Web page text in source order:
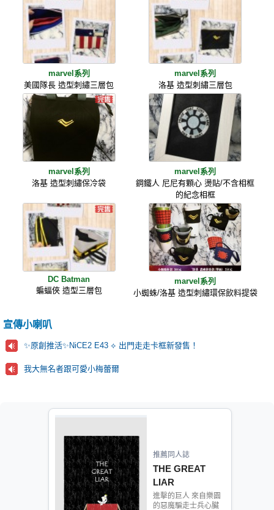
marvel系列
美國隊長 造型刺繡三層包
marvel系列
洛基 造型刺繡三層包
marvel系列
洛基 造型刺繡保冷袋
marvel系列
鋼鐵人 尼尼有顆心 燙貼/不含相框
的紀念相框
DC Batman
蝙蝠俠 造型三層包
marvel系列
小蜘蛛/洛基 造型刺繡環保飲料提袋
宣傳小喇叭
✨原創推活✨NiCE2 E43 ⟡ 出門走走卡框新發售！
我大無名者跟可愛小梅蕾爾
推薦同人誌
THE GREAT
LIAR
進擊的巨人 來自樂園
的惡魔騙走士兵心臟